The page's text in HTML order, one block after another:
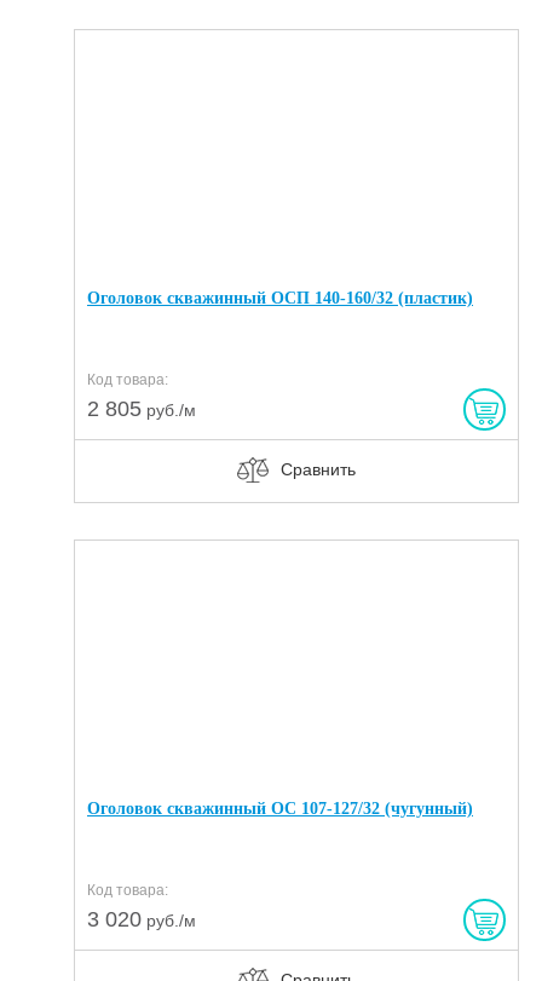
Оголовок скважинный ОСП 140-160/32 (пластик)
Код товара:
2 805 руб./м
Сравнить
Оголовок скважинный ОС 107-127/32 (чугунный)
Код товара:
3 020 руб./м